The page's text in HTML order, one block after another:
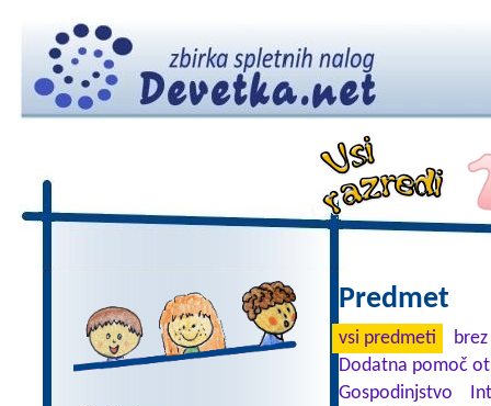
Predmet
vsi predmeti
Dodatna pomoč
Gospodinjstvo